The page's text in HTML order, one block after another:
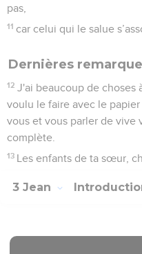
pas,
11 car celui qui le salue
Dernières
12 J'ai beaucoup de choses
voulu le faire avec le
vous et vous parler de vive
complète.
13 Les enfants de ta sœur,
3 Jean